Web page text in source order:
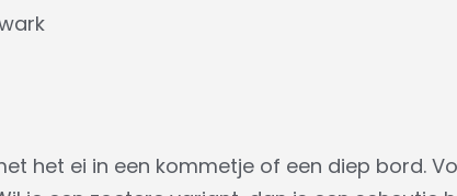
het ei in een kommetje of een diep bord.